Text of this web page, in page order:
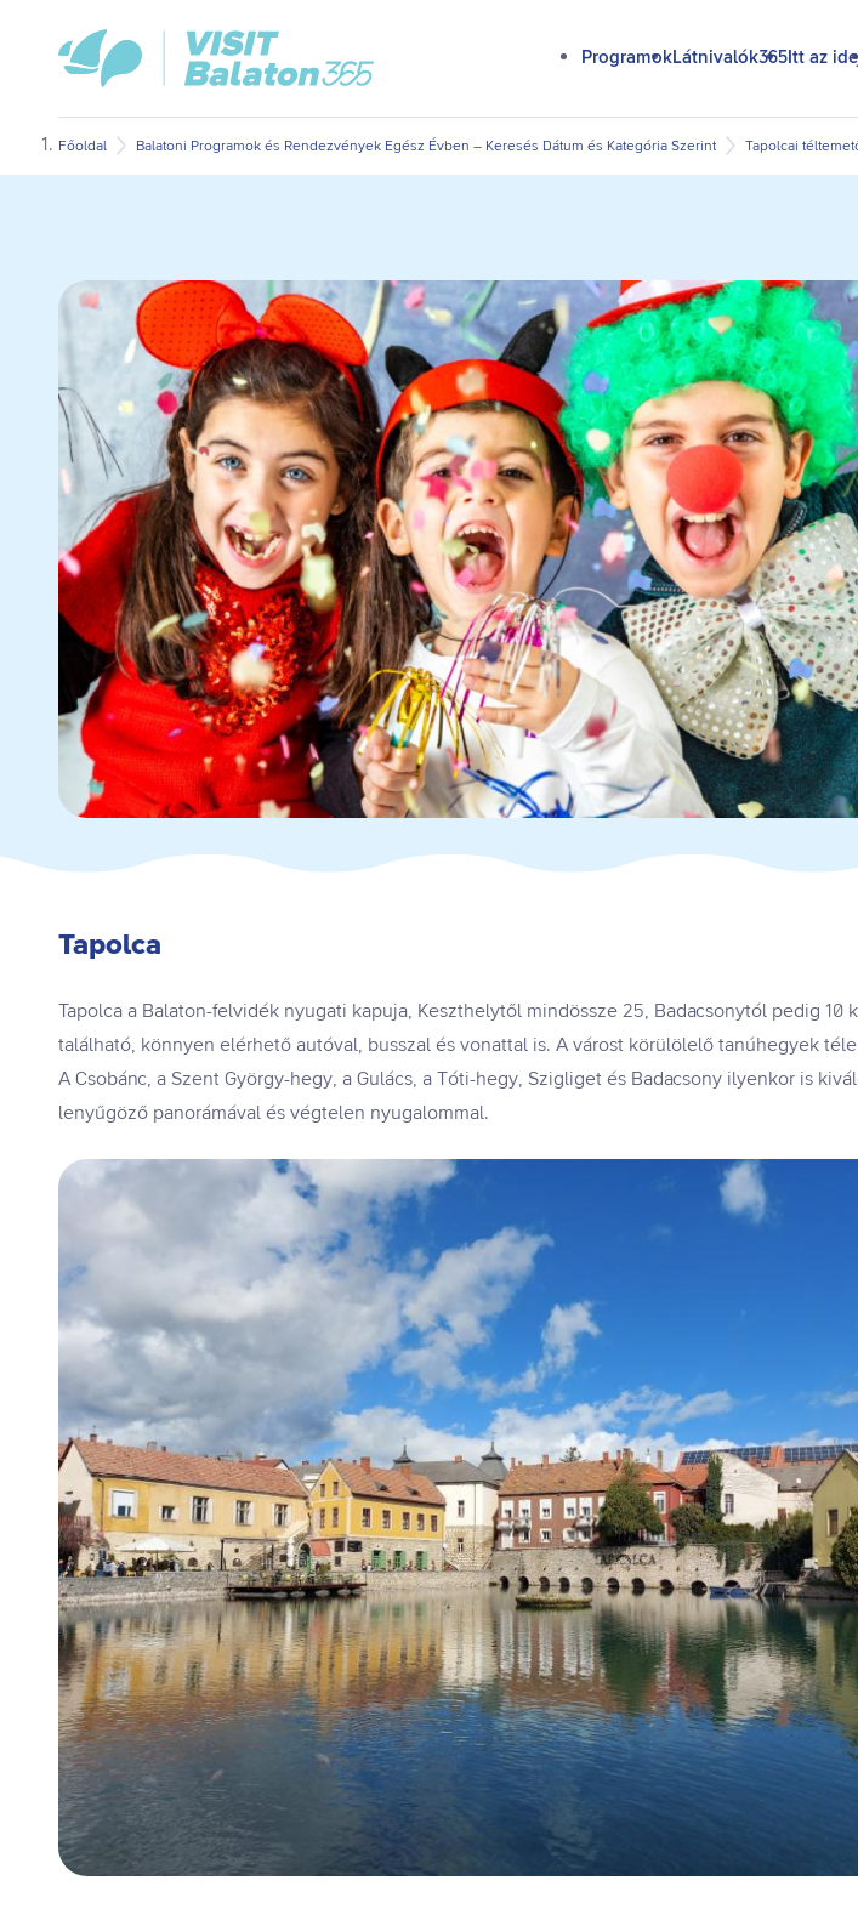
tartalomra
VisitBalaton365
kezdőlap
ProgramokLátnivalók365Itt az
Főoldal Balatoni Programok és Rendezvények Egész Évben – Keresés Dátum és Kategória Szerint Tapolcai
Tapolca
Tapolca a Balaton-felvidék nyugati kapuja, Keszthelytől mindössze 25, Badacsonytól pedig 10
található, könnyen elérhető autóval, busszal és vonattal is. A várost körülölelő tanúhegyek
A Csobánc, a Szent György-hegy, a Gulács, a Tóti-hegy, Szigliget és Badacsony ilyenkor is
lenyűgöző panorámával és végtelen nyugalommal.